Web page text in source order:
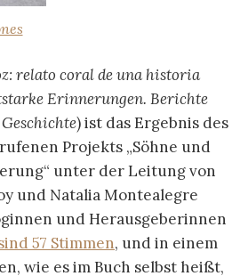
relato coral de una historia
Erinnerungen. Berichte
) ist das Ergebnis des
Projekts „Söhne und
unter der Leitung von
und Natalia Montealegre
und Herausgeberinnen
57 Stimmen, und in einem
wie es im Buch selbst heißt,